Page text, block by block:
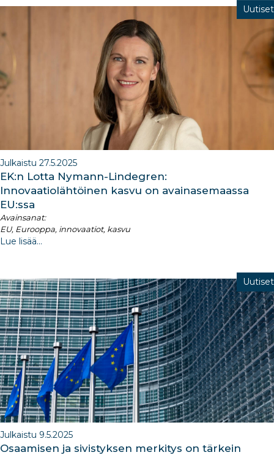
Uutiset
Julkaistu 27.5.2025
EK:n Lotta Nymann-Lindegren:
Innovaatiolähtöinen kasvu on avainasemaassa
EU:ssa
Avainsanat:
EU, Eurooppa, innovaatiot, kasvu
Lue lisää...
Uutiset
Julkaistu 9.5.2025
Osaamisen ja sivistyksen merkitys on tärkein